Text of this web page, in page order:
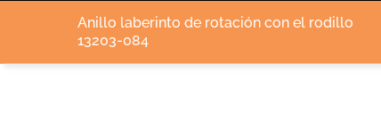
Anillo laberinto de rotación con el rodillo
13203-084